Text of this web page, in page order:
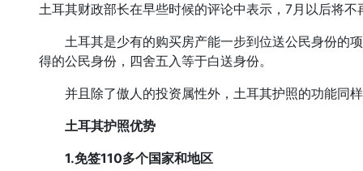
土耳其财政部长在早些时候的评论中表示，7月以后将
土耳其是少有的购买房产能一步到位送公民身份的
得的公民身份，四舍五入等于白送身份。
并且除了傲人的投资属性外，土耳其护照的功能同样
土耳其护照优势
1.免签110多个国家和地区